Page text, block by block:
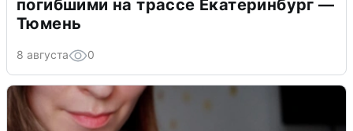
погибшими на трассе Екатеринбург —
Тюмень
8 августа 0